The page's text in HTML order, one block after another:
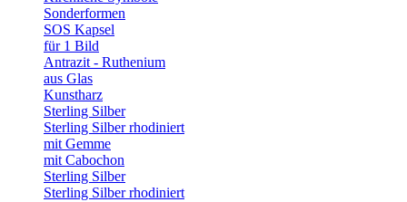
Sonderformen
SOS Kapsel
für 1 Bild
Antrazit - Ruthenium
aus Glas
Kunstharz
Sterling Silber
Sterling Silber rhodiniert
mit Gemme
mit Cabochon
Sterling Silber
Sterling Silber rhodiniert